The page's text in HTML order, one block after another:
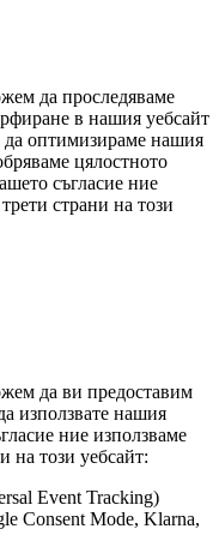
да проследяваме
в нашия уебсайт
да оптимизираме нашия
цялостното
съгласие ние
страни на този
да ви предоставим
използвате нашия
ние използваме
на този уебсайт:
Event Tracking)
Consent Mode, Klarna,